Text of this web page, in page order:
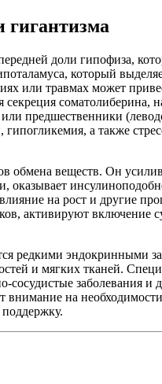
гигантизма
доли гипофиза,
который
или травмах может
предшественники
а также
обмена веществ. Он
оказывает
на рост и другие
активируют
редкими эндокринными
и мягких тканей.
заболевания
на